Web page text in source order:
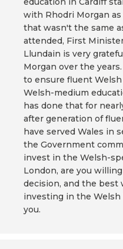
with Rhodri Morgan
that wasn't the same
attended, First
Llundain is very
Morgan over the
to ensure fluent
Welsh-medium
has done that for
after generation of
have served Wales in
the Government
invest in the Welsh-
London, are you
decision, and the best
investing in the Welsh
you.